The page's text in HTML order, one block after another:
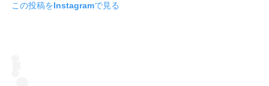
この投稿をInstagramで見る